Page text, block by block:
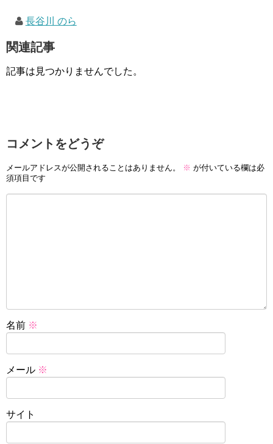
長谷川 のら
関連記事
記事は見つかりませんでした。
コメントをどうぞ
メールアドレスが公開されることはありません。 ※ が付いている欄は必
須項目です
名前 ※
メール ※
サイト